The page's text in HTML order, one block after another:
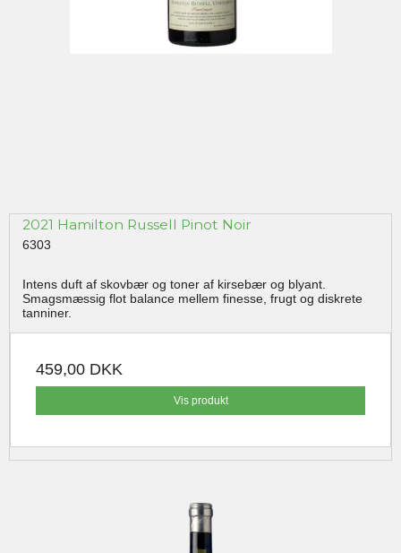
2021 Hamilton Russell Pinot Noir
6303
Intens duft af skovbær og toner af kirsebær og blyant.
Smagsmæssig flot balance mellem finesse, frugt og diskrete
tanniner.
459,00 DKK
Vis produkt